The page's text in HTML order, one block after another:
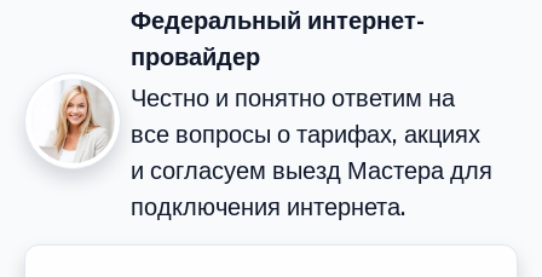
Федеральный интернет-
провайдер
Честно и понятно ответим на
все вопросы о тарифах, акциях
и согласуем выезд Мастера для
подключения интернета.